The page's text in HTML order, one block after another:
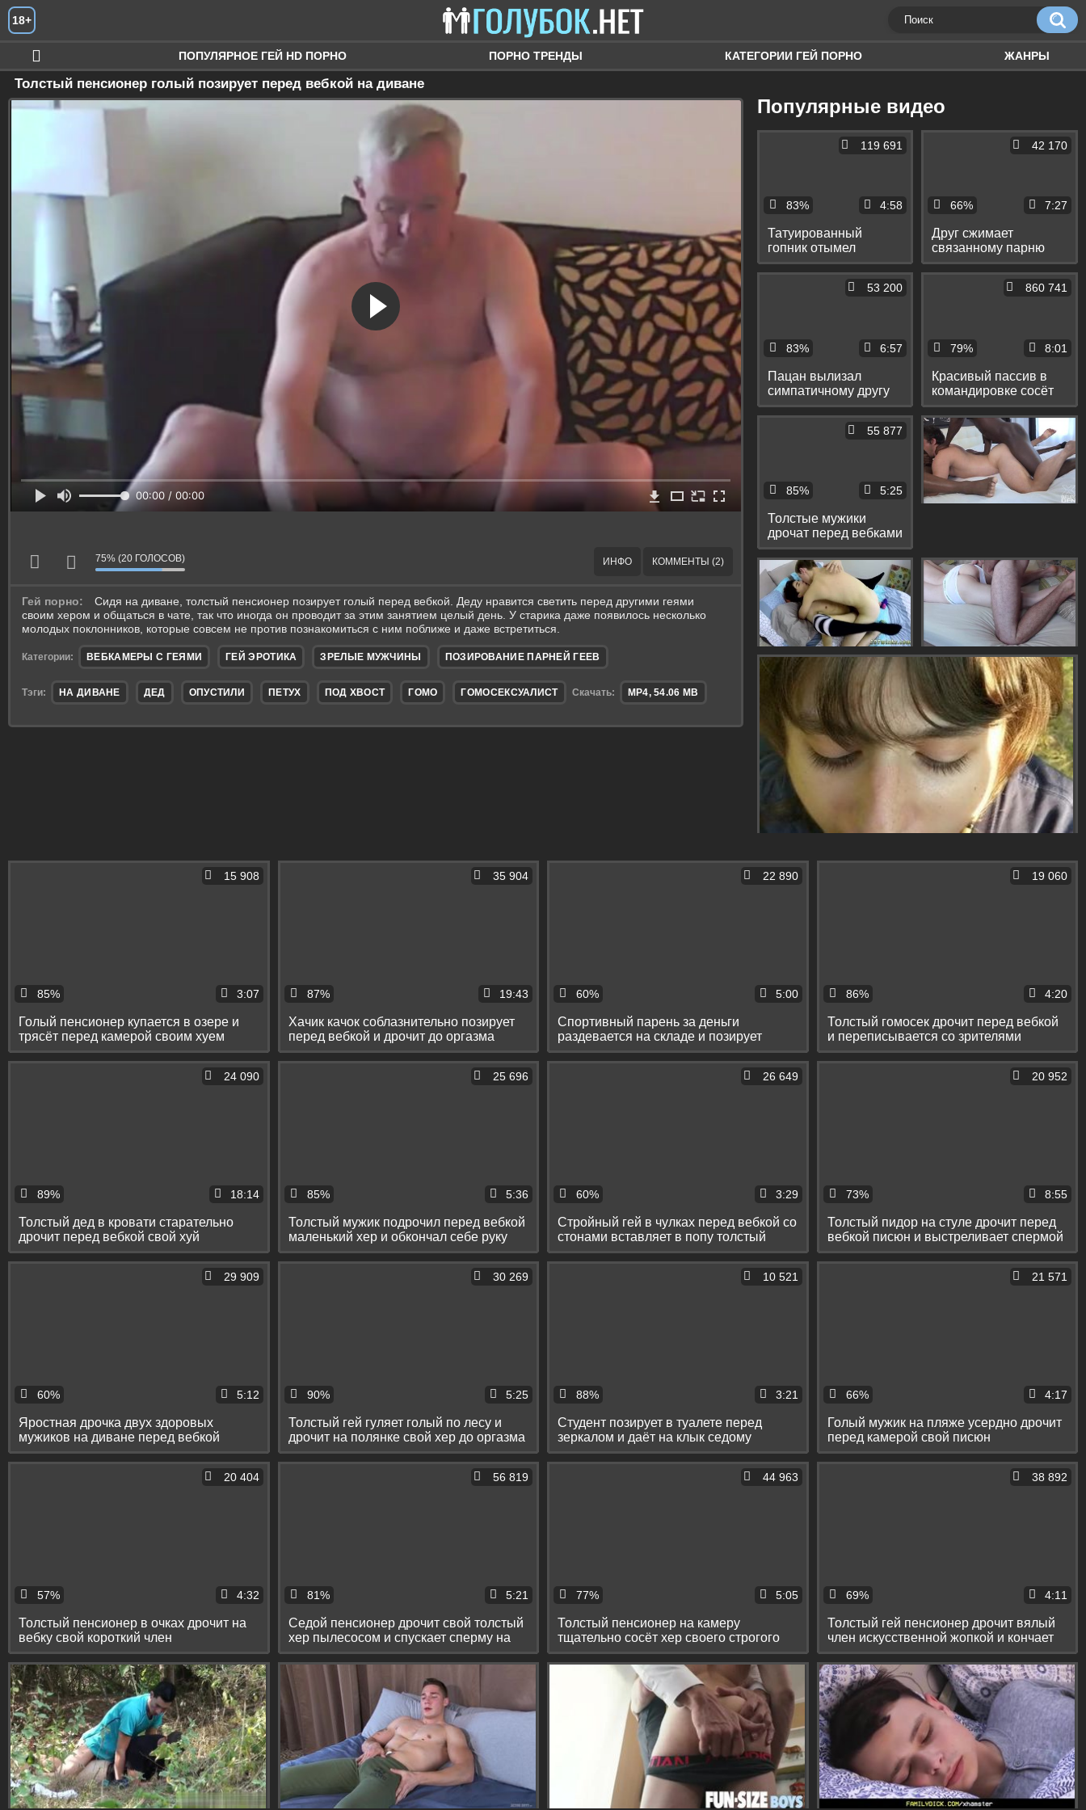
18+
ПОПУЛЯРНОЕ ГЕЙ HD ПОРНО ПОРНО ТРЕНДЫ КАТЕГОРИИ ГЕЙ ПОРНО ЖАНРЫ
Популярные видео
83%
119 691
4:58
Татуированный
гопник отымел
красивого парня
длинным хуем и
кончил ему в рот
66%
42 170
7:27
Друг сжимает
связанному парню
яйца и яростно ему
83%
53 200
6:57
Пацан вылизал
симпатичному другу
волосатый зад и
трахнул его в позе
79%
860 741
8:01
Красивый пассив в
командировке сосёт
коллеге по работе и
трахается с ним в
попку
85%
55 877
5:25
Толстые мужики
дрочат перед вебками
большие писюны и
бурно кончают
Толстый пенсионер голый позирует перед вебкой на диване
00:00 / 00:00
75% (20 ГОЛОСОВ) ИНФО КОММЕНТЫ (2)
Гей порно:
Сидя на диване, толстый пенсионер позирует голый перед вебкой. Деду нравится светить перед другими геями
своим хером и общаться в чате, так что иногда он проводит за этим занятием целый день. У старика даже появилось несколько
молодых поклонников, которые совсем не против познакомиться с ним поближе и даже встретиться.
Категории: ВЕБКАМЕРЫ С ГЕЯМИ ГЕЙ ЭРОТИКА ЗРЕЛЫЕ МУЖЧИНЫ ПОЗИРОВАНИЕ ПАРНЕЙ ГЕЕВ
Тэги: НА ДИВАНЕ ДЕД ОПУСТИЛИ ПЕТУХ ПОД ХВОСТ ГОМО ГОМОСЕКСУАЛИСТ Скачать: MP4, 54.06 MB
85%
15 908
3:07
Голый пенсионер купается в озере и
трясёт перед камерой своим хуем
87%
35 904
19:43
Хачик качок соблазнительно позирует
перед вебкой и дрочит до оргазма
60%
22 890
5:00
Спортивный парень за деньги
раздевается на складе и позирует
голый
86%
19 060
4:20
Толстый гомосек дрочит перед вебкой
и переписывается со зрителями
89%
24 090
18:14
Толстый дед в кровати старательно
дрочит перед вебкой свой хуй
85%
25 696
5:36
Толстый мужик подрочил перед вебкой
маленький хер и обкончал себе руку
60%
26 649
3:29
Стройный гей в чулках перед вебкой со
стонами вставляет в попу толстый
дилдо
73%
20 952
8:55
Толстый пидор на стуле дрочит перед
вебкой писюн и выстреливает спермой
60%
29 909
5:12
Яростная дрочка двух здоровых
мужиков на диване перед вебкой
90%
30 269
5:25
Толстый гей гуляет голый по лесу и
дрочит на полянке свой хер до оргазма
88%
10 521
3:21
Студент позирует в туалете перед
зеркалом и даёт на клык седому
учителю
66%
21 571
4:17
Голый мужик на пляже усердно дрочит
перед камерой свой писюн
57%
20 404
4:32
Толстый пенсионер в очках дрочит на
вебку свой короткий член
81%
56 819
5:21
Седой пенсионер дрочит свой толстый
хер пылесосом и спускает сперму на
пол
77%
44 963
5:05
Толстый пенсионер на камеру
тщательно сосёт хер своего строгого
начальника
69%
38 892
4:11
Толстый гей пенсионер дрочит вялый
член искусственной жопкой и кончает
на пол